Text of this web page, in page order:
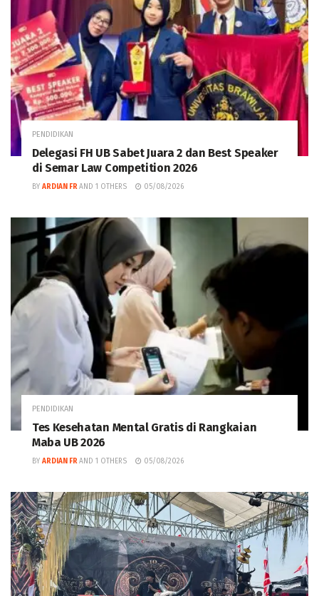
PENDIDIKAN
Delegasi FH UB Sabet Juara 2 dan Best Speaker
di Semar Law Competition 2026
BY ARDIAN FR AND 1 OTHERS 05/08/2026
PENDIDIKAN
Tes Kesehatan Mental Gratis di Rangkaian
Maba UB 2026
BY ARDIAN FR AND 1 OTHERS 05/08/2026